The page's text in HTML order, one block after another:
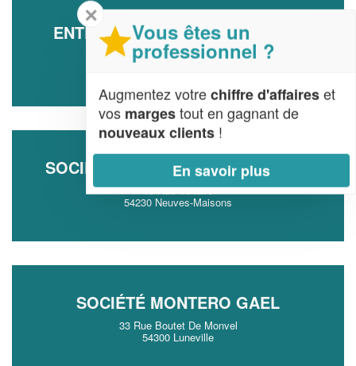
ENTREPRISE MAHOUT PHILIPPE
8 Boulevard De Champelle
54600 Villers-les-Nancy
SOCIÉTÉ YEGHIAZARYAN VARDAN
13 Rue Voltaire
54230 Neuves-Maisons
SOCIÉTÉ MONTERO GAEL
33 Rue Boutet De Monvel
54300 Luneville
✕
Vous êtes un
professionnel ?
Augmentez votrechiffre d'affaireset
vos margestout en gagnant de
nouveaux clients !
En savoir plus